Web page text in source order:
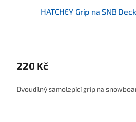
HATCHEY Grip na SNB
220 Kč
Dvoudílný samolepící grip na